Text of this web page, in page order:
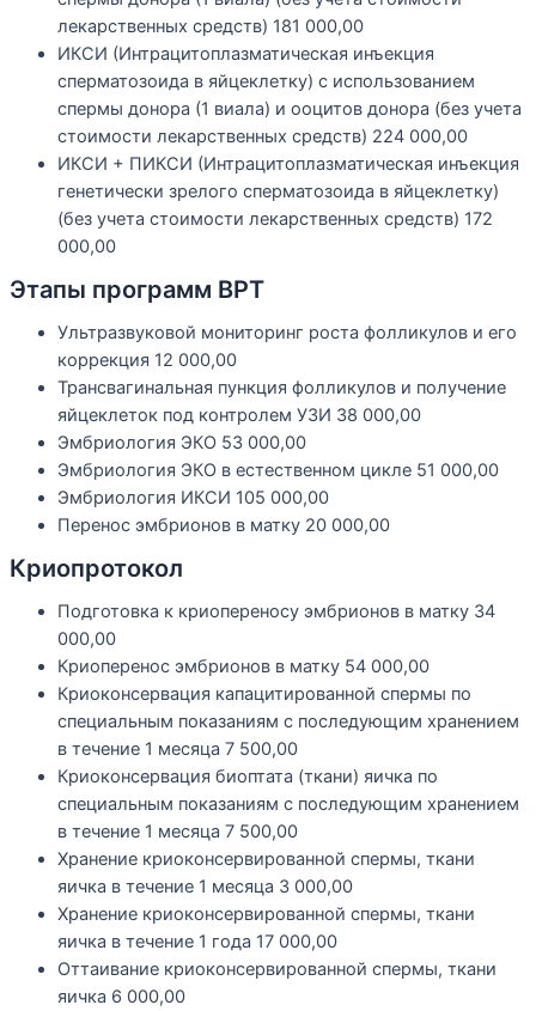
лекарственных средств) 181 000,00
ИКСИ (Интрацитоплазматическая инъекция
сперматозоида в яйцеклетку) с использованием
спермы донора (1 виала) и ооцитов донора (без учета
стоимости лекарственных средств) 224 000,00
ИКСИ + ПИКСИ (Интрацитоплазматическая инъекция
генетически зрелого сперматозоида в яйцеклетку)
(без учета стоимости лекарственных средств) 172
000,00
Этапы программ ВРТ
Ультразвуковой мониторинг роста фолликулов и его
коррекция 12 000,00
Трансвагинальная пункция фолликулов и получение
яйцеклеток под контролем УЗИ 38 000,00
Эмбриология ЭКО 53 000,00
Эмбриология ЭКО в естественном цикле 51 000,00
Эмбриология ИКСИ 105 000,00
Перенос эмбрионов в матку 20 000,00
Криопротокол
Подготовка к криопереносу эмбрионов в матку 34
000,00
Криоперенос эмбрионов в матку 54 000,00
Криоконсервация капацитированной спермы по
специальным показаниям с последующим хранением
в течение 1 месяца 7 500,00
Криоконсервация биоптата (ткани) яичка по
специальным показаниям с последующим хранением
в течение 1 месяца 7 500,00
Хранение криоконсервированной спермы, ткани
яичка в течение 1 месяца 3 000,00
Хранение криоконсервированной спермы, ткани
яичка в течение 1 года 17 000,00
Оттаивание криоконсервированной спермы, ткани
яичка 6 000,00